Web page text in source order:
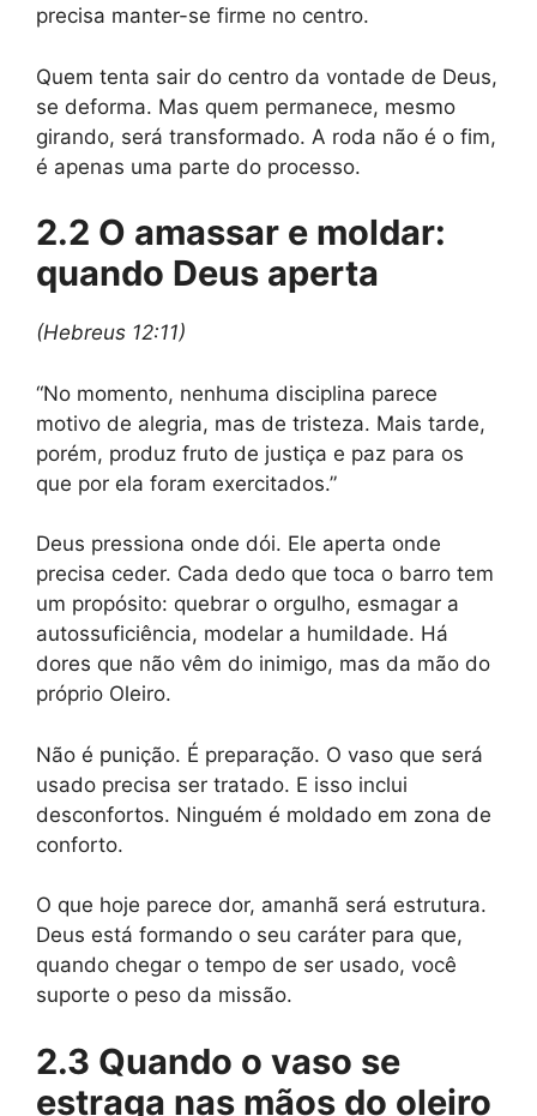
precisa manter-se firme no centro.
Quem tenta sair do centro da vontade de Deus,
se deforma. Mas quem permanece, mesmo
girando, será transformado. A roda não é o fim,
é apenas uma parte do processo.
2.2 O amassar e moldar:
quando Deus aperta
(Hebreus 12:11)
“No momento, nenhuma disciplina parece
motivo de alegria, mas de tristeza. Mais tarde,
porém, produz fruto de justiça e paz para os
que por ela foram exercitados.”
Deus pressiona onde dói. Ele aperta onde
precisa ceder. Cada dedo que toca o barro tem
um propósito: quebrar o orgulho, esmagar a
autossuficiência, modelar a humildade. Há
dores que não vêm do inimigo, mas da mão do
próprio Oleiro.
Não é punição. É preparação. O vaso que será
usado precisa ser tratado. E isso inclui
desconfortos. Ninguém é moldado em zona de
conforto.
O que hoje parece dor, amanhã será estrutura.
Deus está formando o seu caráter para que,
quando chegar o tempo de ser usado, você
suporte o peso da missão.
2.3 Quando o vaso se
estraga nas mãos do oleiro